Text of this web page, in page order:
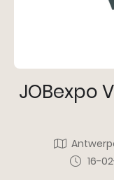
JOBexpo
16-